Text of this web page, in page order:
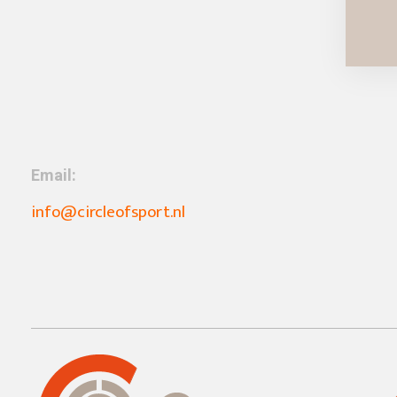
Email:
info@circleofsport.nl